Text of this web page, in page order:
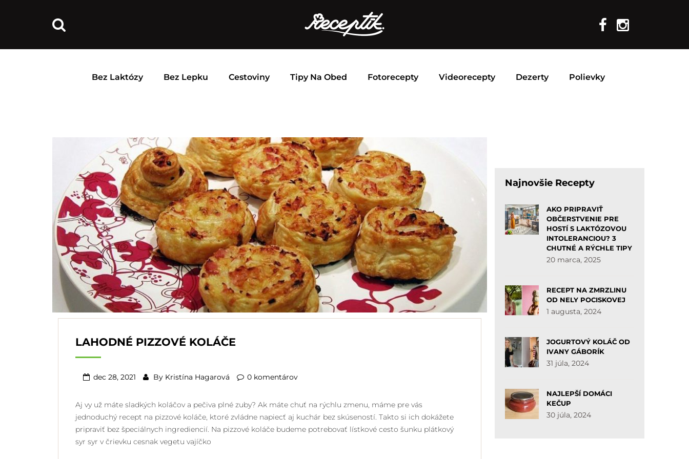
Bez Laktózy Bez Lepku Cestoviny Tipy Na Obed Fotorecepty Videorecepty Dezerty Polievky
LAHODNÉ PIZZOVÉ KOLÁČE
dec 28, 2021 By Kristína Hagarová 0 komentárov
Aj vy už máte sladkých koláčov a pečiva plné zuby? Ak máte chuť na rýchlu zmenu, máme pre vás
jednoduchý recept na pizzové koláče, ktoré zvládne napiecť aj kuchár bez skúseností. Takto si ich dokážete
pripraviť bez špeciálnych ingrediencií. Na pizzové koláče budeme potrebovať lístkové cesto šunku plátkový
syr syr v črievku cesnak vegetu vajíčko
Najnovšie Recepty
AKO PRIPRAVIŤ
OBČERSTVENIE PRE
HOSTÍ S LAKTÓZOVOU
INTOLERANCIOU? 3
CHUTNÉ A RÝCHLE TIPY
20 marca, 2025
RECEPT NA ZMRZLINU
OD NELY POCISKOVEJ
1 augusta, 2024
JOGURTOVÝ KOLÁČ OD
IVANY GÁBORÍK
31 júla, 2024
NAJLEPŠÍ DOMÁCI
KEČUP
30 júla, 2024